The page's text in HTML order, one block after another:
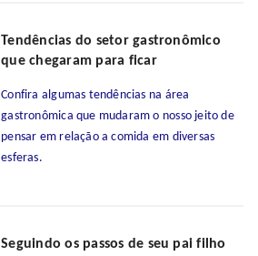
Tendências do setor gastronômico
que chegaram para ficar
Confira algumas tendências na área
gastronômica que mudaram o nosso jeito de
pensar em relação a comida em diversas
esferas.
Seguindo os passos de seu pai filho